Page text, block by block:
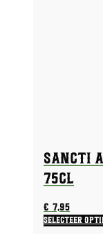
Sancti
75CL
€7,95
Selecteer